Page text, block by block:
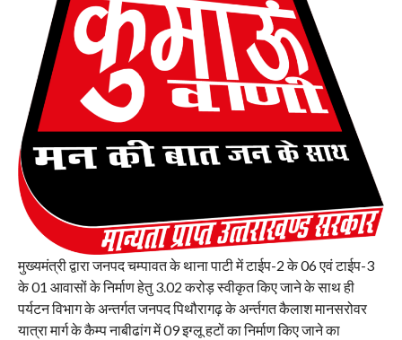
मुख्यमंत्री द्वारा जनपद चम्पावत के थाना पाटी में टाईप-2 के 06 एवं टाईप-3
के 01 आवासों के निर्माण हेतु 3.02 करोड़ स्वीकृत किए जाने के साथ ही
पर्यटन विभाग के अन्तर्गत जनपद पिथौरागढ़ के अर्न्तगत कैलाश मानसरोवर
यात्रा मार्ग के कैम्प नाबीढांग में 09 इग्लू हटों का निर्माण किए जाने का